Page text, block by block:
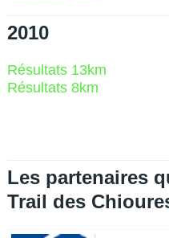
2010
Résultats 13km
Résultats 8km
Les partenaires
Trail des